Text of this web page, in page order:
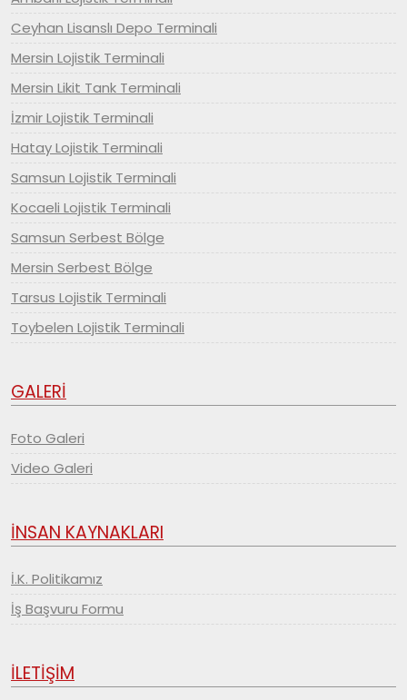
Ceyhan Lisanslı Depo Terminali
Mersin Lojistik Terminali
Mersin Likit Tank Terminali
İzmir Lojistik Terminali
Hatay Lojistik Terminali
Samsun Lojistik Terminali
Kocaeli Lojistik Terminali
Samsun Serbest Bölge
Mersin Serbest Bölge
Tarsus Lojistik Terminali
Toybelen Lojistik Terminali
GALERİ
Foto Galeri
Video Galeri
İNSAN KAYNAKLARI
İ.K. Politikamız
İş Başvuru Formu
İLETİŞİM